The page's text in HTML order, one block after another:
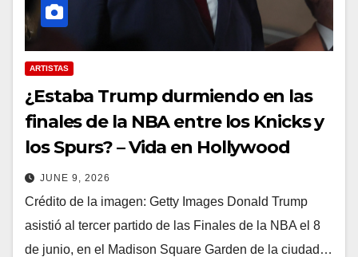
ARTISTAS
¿Estaba Trump durmiendo en las
finales de la NBA entre los Knicks y
los Spurs? – Vida en Hollywood
JUNE 9, 2026
Crédito de la imagen: Getty Images Donald Trump
asistió al tercer partido de las Finales de la NBA el 8
de junio, en el Madison Square Garden de la ciudad…